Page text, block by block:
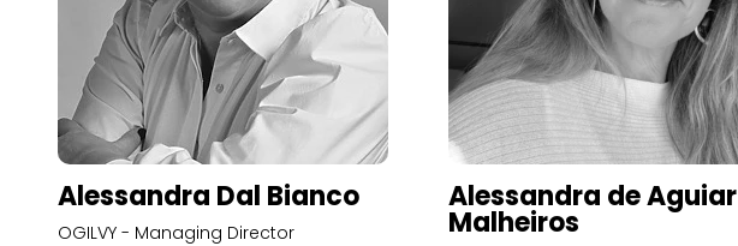
Alessandra Dal Bianco
OGILVY - Managing Director
Alessandra de Aguiar
Malheiros